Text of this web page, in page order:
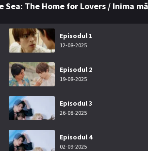
Sea: The Home for Lovers / Inima
Episodul 1
12-08-2025
Episodul 2
19-08-2025
Episodul 3
26-08-2025
Episodul 4
02-09-2025